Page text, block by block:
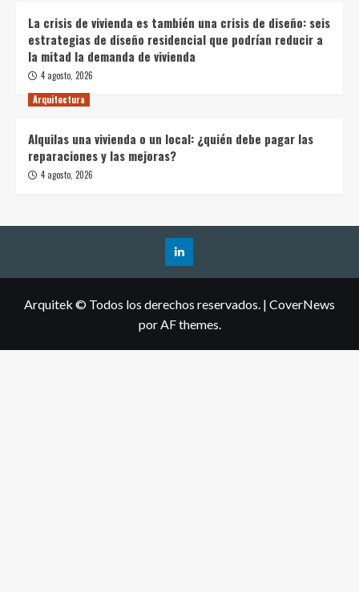
La crisis de vivienda es también una crisis de diseño: seis
estrategias de diseño residencial que podrían reducir a
la mitad la demanda de vivienda
4 agosto, 2026
Arquitectura
Alquilas una vivienda o un local: ¿quién debe pagar las
reparaciones y las mejoras?
4 agosto, 2026
Arquitek © Todos los derechos reservados. | CoverNews
por AF themes.